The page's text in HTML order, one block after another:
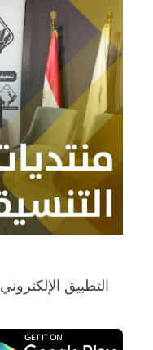
التطبيق الإلكتروني